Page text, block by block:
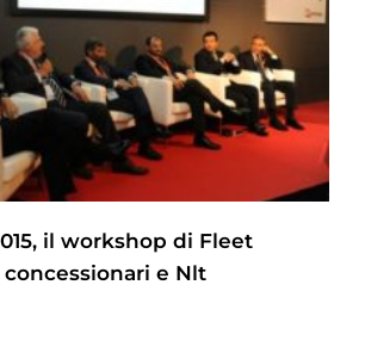
il workshop di Fleet
concessionari e Nlt